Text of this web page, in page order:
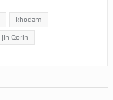
khodam
jin Qorin